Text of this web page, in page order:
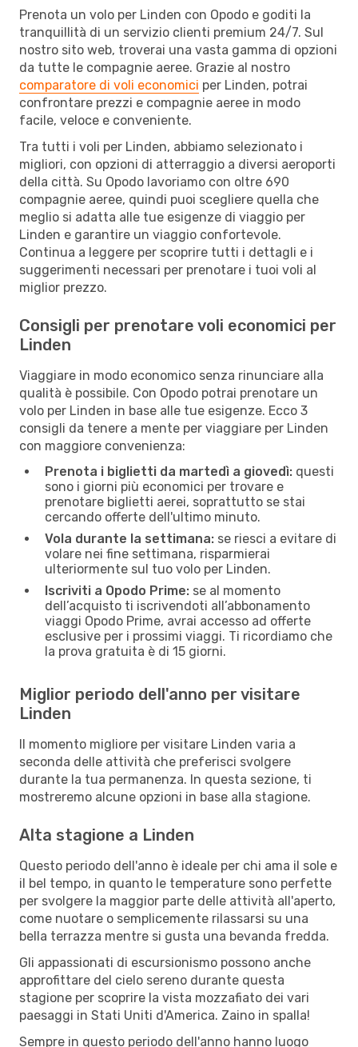
Prenota un volo per Linden con Opodo e goditi la
tranquillità di un servizio clienti premium 24/7. Sul
nostro sito web, troverai una vasta gamma di opzioni
da tutte le compagnie aeree. Grazie al nostro
comparatore di voli economici per Linden, potrai
confrontare prezzi e compagnie aeree in modo
facile, veloce e conveniente.
Tra tutti i voli per Linden, abbiamo selezionato i
migliori, con opzioni di atterraggio a diversi aeroporti
della città. Su Opodo lavoriamo con oltre 690
compagnie aeree, quindi puoi scegliere quella che
meglio si adatta alle tue esigenze di viaggio per
Linden e garantire un viaggio confortevole.
Continua a leggere per scoprire tutti i dettagli e i
suggerimenti necessari per prenotare i tuoi voli al
miglior prezzo.
Consigli per prenotare voli economici per
Linden
Viaggiare in modo economico senza rinunciare alla
qualità è possibile. Con Opodo potrai prenotare un
volo per Linden in base alle tue esigenze. Ecco 3
consigli da tenere a mente per viaggiare per Linden
con maggiore convenienza:
Prenota i biglietti da martedì a giovedì: questi
sono i giorni più economici per trovare e
prenotare biglietti aerei, soprattutto se stai
cercando offerte dell'ultimo minuto.
Vola durante la settimana: se riesci a evitare di
volare nei fine settimana, risparmierai
ulteriormente sul tuo volo per Linden.
Iscriviti a Opodo Prime: se al momento
dell’acquisto ti iscrivendoti all’abbonamento
viaggi Opodo Prime, avrai accesso ad offerte
esclusive per i prossimi viaggi. Ti ricordiamo che
la prova gratuita è di 15 giorni.
Miglior periodo dell'anno per visitare
Linden
Il momento migliore per visitare Linden varia a
seconda delle attività che preferisci svolgere
durante la tua permanenza. In questa sezione, ti
mostreremo alcune opzioni in base alla stagione.
Alta stagione a Linden
Questo periodo dell'anno è ideale per chi ama il sole e
il bel tempo, in quanto le temperature sono perfette
per svolgere la maggior parte delle attività all'aperto,
come nuotare o semplicemente rilassarsi su una
bella terrazza mentre si gusta una bevanda fredda.
Gli appassionati di escursionismo possono anche
approfittare del cielo sereno durante questa
stagione per scoprire la vista mozzafiato dei vari
paesaggi in Stati Uniti d'America. Zaino in spalla!
Sempre in questo periodo dell'anno hanno luogo